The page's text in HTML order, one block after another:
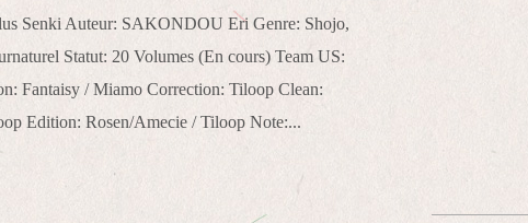
Senki Auteur: SAKONDOU Eri Genre: Shojo,
Statut: 20 Volumes (En cours) Team US:
Fantaisy / Miamo Correction: Tiloop Clean:
Edition: Rosen/Amecie / Tiloop Note:...